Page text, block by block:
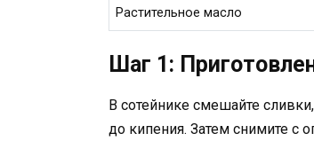
Растительное масло
Шаг 1:
В сотейнике смешайте
до кипения. Затем снимите с